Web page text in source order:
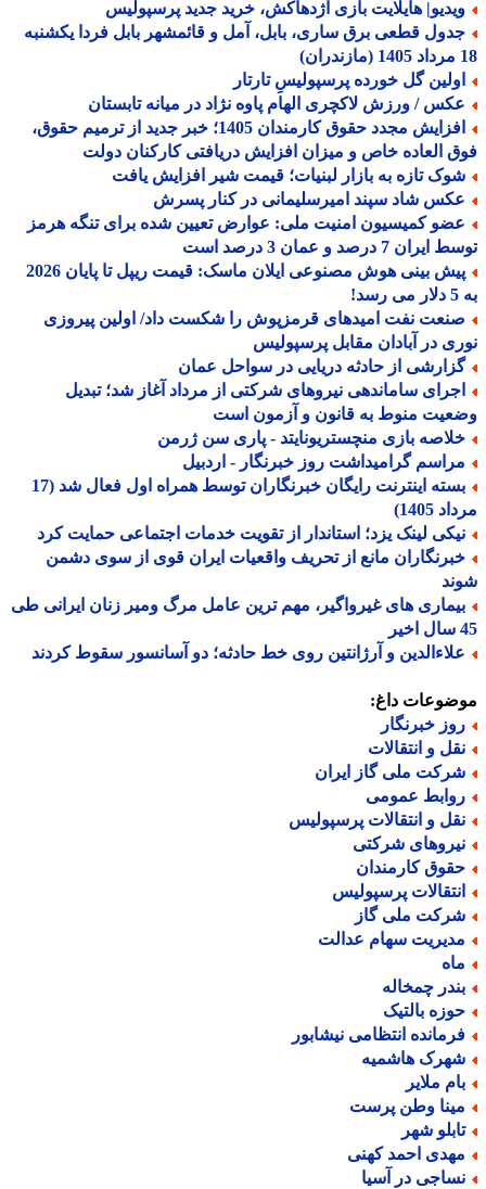
هایلایت بازی اژدهاکش، خرید جدید پرسپولیس
قطعی برق ساری، بابل، آمل و قائمشهر بابل فردا یکشنبه
گل خورده پرسپولیسِ تارتار
/ ورزش لاکچری الهام پاوه نژاد در میانه تابستان
افزایش مجدد حقوق کارمندان 1405؛ خبر جدید از ترمیم حقوق،
العاده خاص و میزان افزایش دریافتی کارکنان دولت
تازه به بازار لبنیات؛ قیمت شیر افزایش یافت
شاد سپند امیرسلیمانی در کنار پسرش
کمیسیون امنیت ملی: عوارض تعیین شده برای تنگه هرمز
7 درصد و عمان 3 درصد است
پیش بینی هوش مصنوعی ایلان ماسک: قیمت ریپل تا پایان 2026
نفت امیدهای قرمزپوش را شکست داد/ اولین پیروزی
در آبادان مقابل پرسپولیس
از حادثه دریایی در سواحل عمان
ساماندهی نیروهای شرکتی از مرداد آغاز شد؛ تبدیل
منوط به قانون و آزمون است
بازی منچستریونایتد - پاری سن ژرمن
گرامیداشت روز خبرنگار - اردبیل
بسته اینترنت رایگان خبرنگاران توسط همراه اول فعال شد (17
1405)
لینک یزد؛ استاندار از تقویت خدمات اجتماعی حمایت کرد
مانع از تحریف واقعیات ایران قوی از سوی دشمن
های غیرواگیر، مهم ترین عامل مرگ ومیر زنان ایرانی طی
و آرژانتین روی خط حادثه؛ دو آسانسور سقوط کردند
داغ:
خبرنگار
و انتقالات
ملی گاز ایران
عمومی
و انتقالات پرسپولیس
شرکتی
کارمندان
پرسپولیس
ملی گاز
سهام عدالت
چمخاله
بالتیک
انتظامی نیشابور
هاشمیه
ملایر
وطن پرست
شهر
احمد کهنی
در آسیا